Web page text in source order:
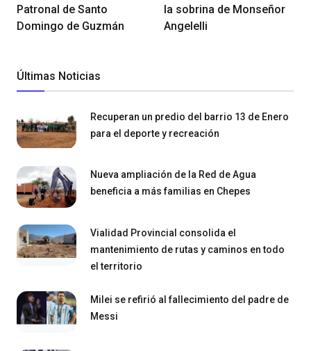
Patronal de Santo
Domingo de Guzmán
la sobrina de Monseñor
Angelelli
Últimas Noticias
Recuperan un predio del barrio 13 de Enero
para el deporte y recreación
Nueva ampliación de la Red de Agua
beneficia a más familias en Chepes
Vialidad Provincial consolida el
mantenimiento de rutas y caminos en todo
el territorio
Milei se refirió al fallecimiento del padre de
Messi